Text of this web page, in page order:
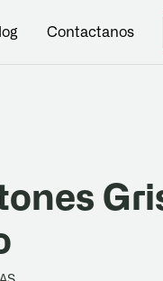
Contactanos